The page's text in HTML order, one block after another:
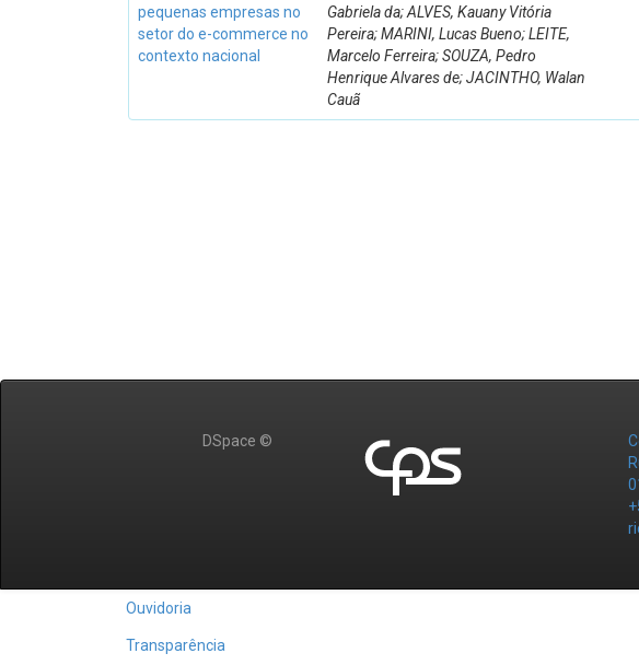
pequenas empresas no
setor do e-commerce no
contexto nacional
Gabriela da; ALVES, Kauany Vitória
Pereira; MARINI, Lucas Bueno; LEITE,
Marcelo Ferreira; SOUZA, Pedro
Henrique Alvares de; JACINTHO, Walan
Cauã
DSpace ©
Ouvidoria
Transparência